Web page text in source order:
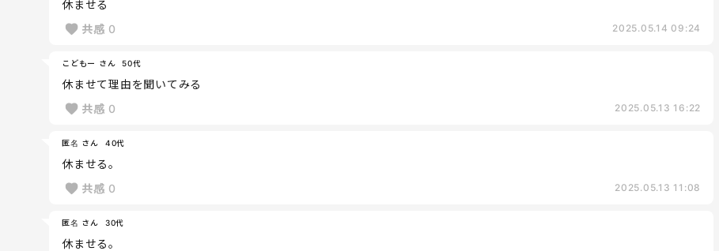
休ませる
共感 0 2025.05.14 09:24
こどもー さん 50代
休ませて理由を聞いてみる
共感 0 2025.05.13 16:22
匿名 さん 40代
休ませる。
共感 0 2025.05.13 11:08
匿名 さん 30代
休ませる。